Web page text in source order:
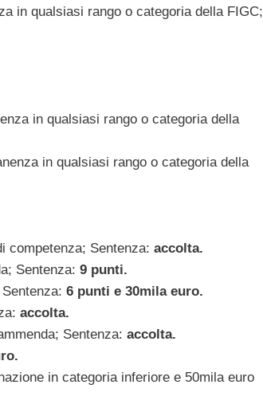
in qualsiasi rango o categoria della FIGC;
in qualsiasi rango o categoria della
in qualsiasi rango o categoria della
competenza; Sentenza: accolta.
Sentenza: 9 punti.
6 punti e 30mila euro.
accolta.
Sentenza: accolta.
in categoria inferiore e 50mila euro